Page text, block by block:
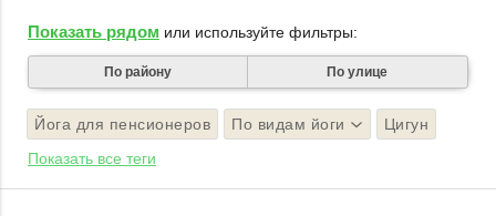
Показать рядом или используйте фильтры:
По району По улице
Йога для пенсионеров По видам йоги
Цигун
Показать все теги